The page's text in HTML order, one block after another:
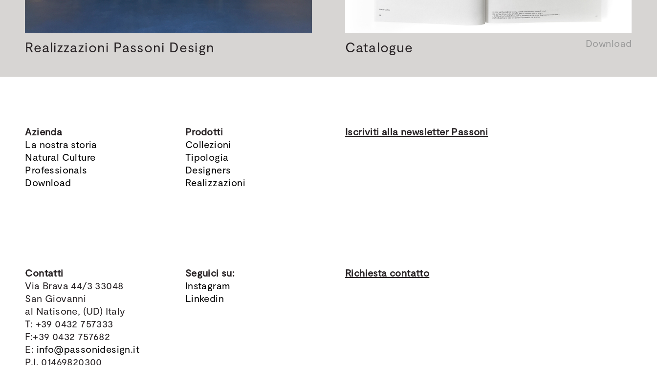
Realizzazioni Passoni Design Catalogue Download
Azienda
La nostra storia
Natural Culture
Professionals
Download
Prodotti
Collezioni
Tipologia
Designers
Realizzazioni
Iscriviti alla newsletter Passoni
Contatti
Via Brava 44/3 33048
San Giovanni
al Natisone, (UD) Italy
T: +39 0432 757333
F:+39 0432 757682
E: info@passonidesign.it
P.I. 01469820300
Seguici su:
Instagram
Linkedin
Richiesta contatto